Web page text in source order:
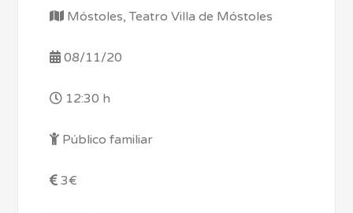
Móstoles, Teatro Villa de Móstoles
08/11/20
12:30 h
Público familiar
3€